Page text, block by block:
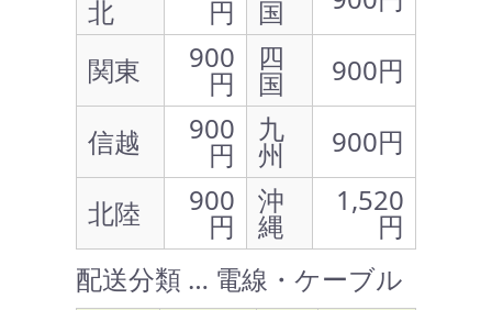
北 円 国
関東
900
円
四
国
900円
信越
900
円
九
州
900円
北陸
900
円
沖
縄
1,520
円
配送分類 … 電線・ケーブル